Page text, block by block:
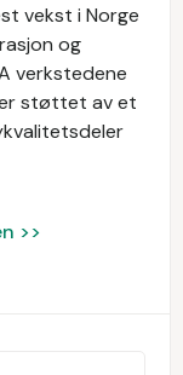
vekst i Norge
og
verkstedene
støttet av et
>>